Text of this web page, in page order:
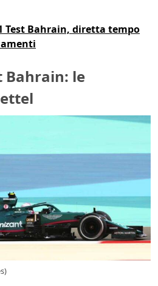
Test Bahrain, diretta tempo
Bahrain: le